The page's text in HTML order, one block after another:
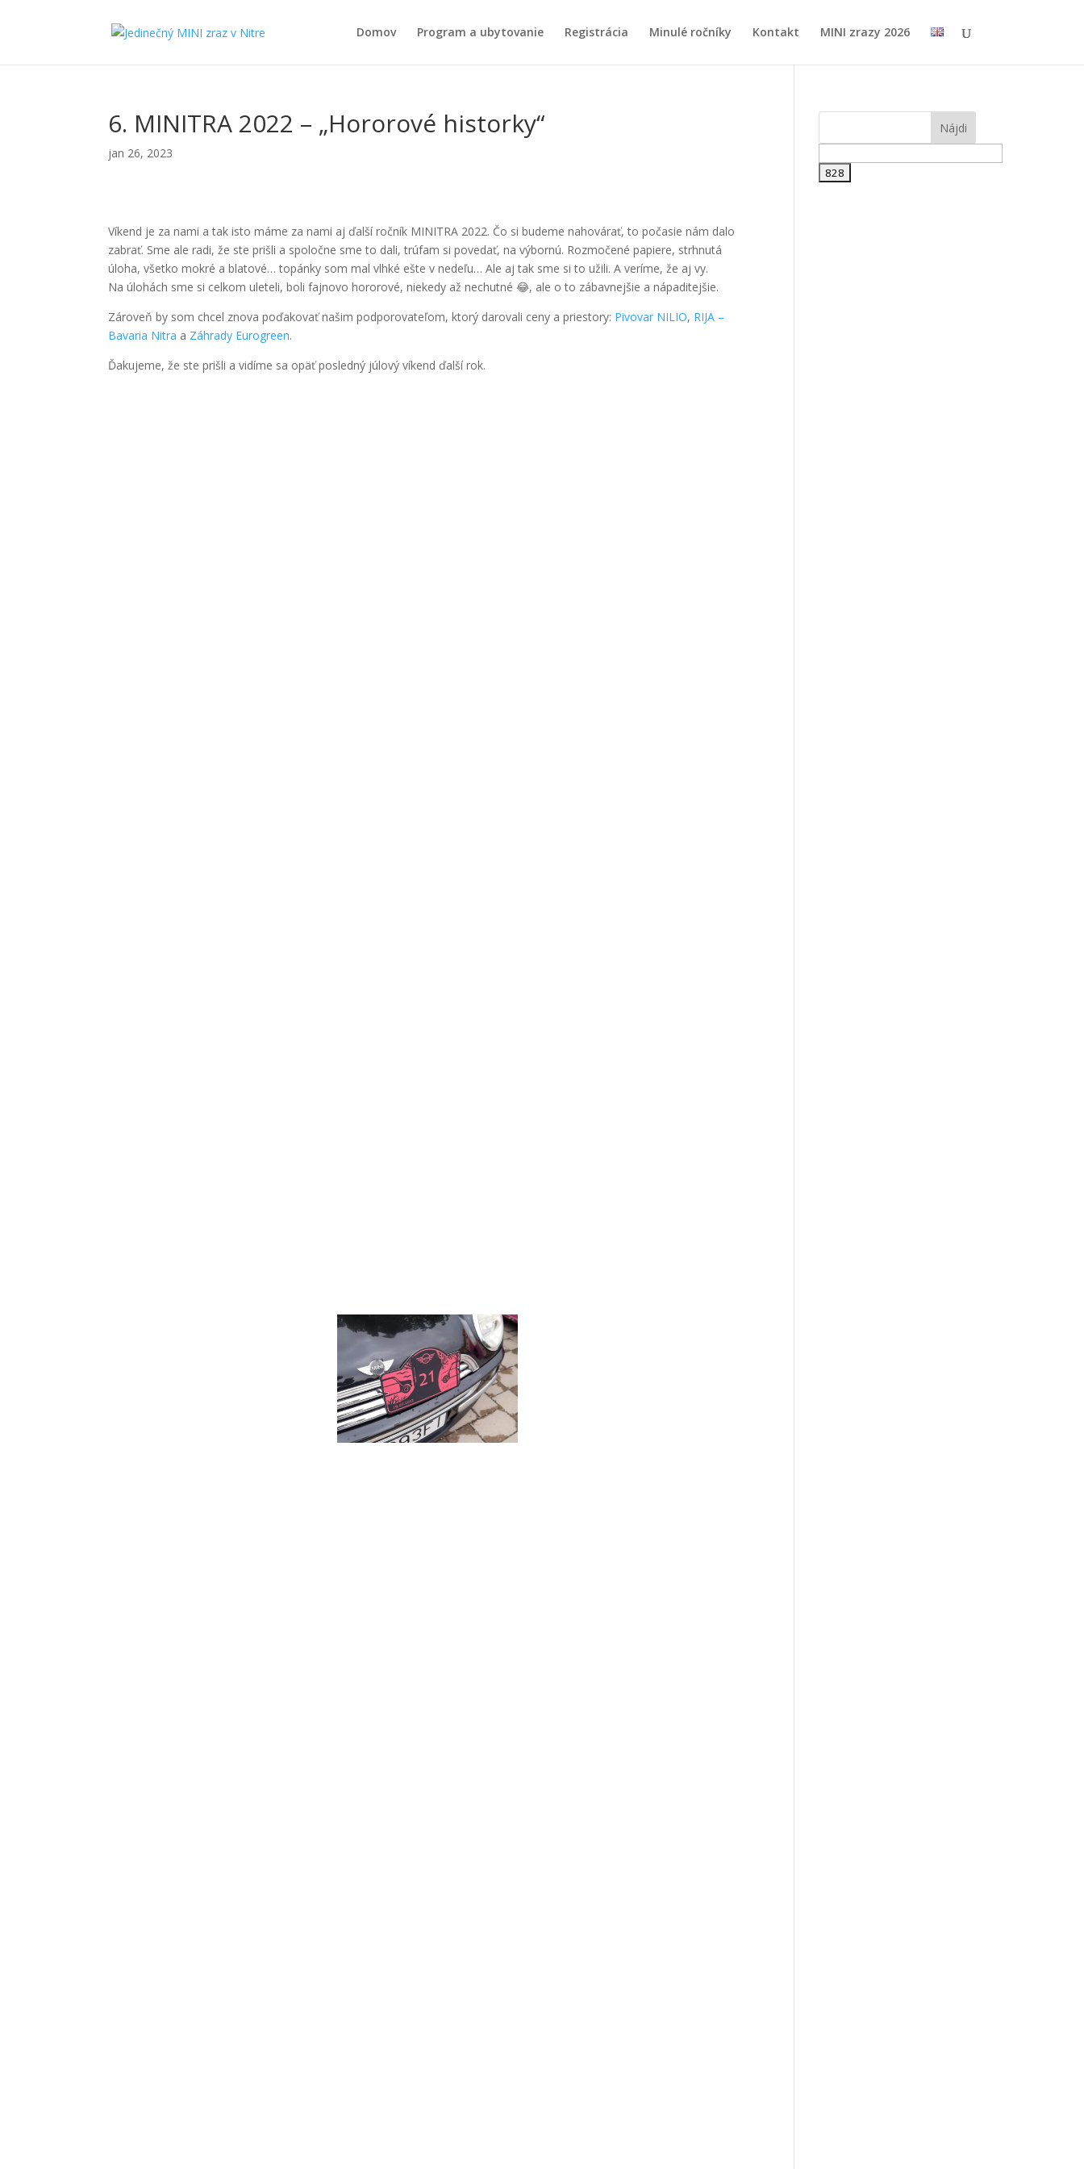
Domov Program a ubytovanie Registrácia Minulé ročníky Kontakt MINI zrazy 2026
6. MINITRA 2022 – „Hororové historky“
jan 26, 2023
Víkend je za nami a tak isto máme za nami aj ďalší ročník MINITRA 2022. Čo si budeme nahovárať, to počasie nám dalo
zabrať. Sme ale radi, že ste prišli a spoločne sme to dali, trúfam si povedať, na výbornú. Rozmočené papiere, strhnutá
úloha, všetko mokré a blatové… topánky som mal vlhké ešte v nedeľu… Ale aj tak sme si to užili. A veríme, že aj vy.
Na úlohách sme si celkom uleteli, boli fajnovo hororové, niekedy až nechutné 😂, ale o to zábavnejšie a nápaditejšie.
Zároveň by som chcel znova poďakovať našim podporovateľom, ktorý darovali ceny a priestory: Pivovar NILIO, RIJA –
Bavaria Nitra a Záhrady Eurogreen.
Ďakujeme, že ste prišli a vidíme sa opäť posledný júlový víkend ďalší rok.